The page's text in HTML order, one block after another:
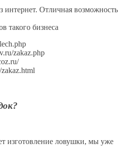
интернет. Отличная возможность
такого бизнеса
zakaz.php
изготовление ловушки, мы уже